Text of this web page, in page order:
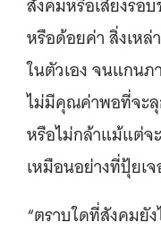
หรือด้อยค่า สิ่งเหล่
ในตัวเอง จนแกนภ
ไม่มีคุณค่าพอที่จะลุ
หรือไม่กล้าแม้แต่จ
เหมือนอย่างที่ปุ้ยเ
“ตราบใดที่สังคมยั